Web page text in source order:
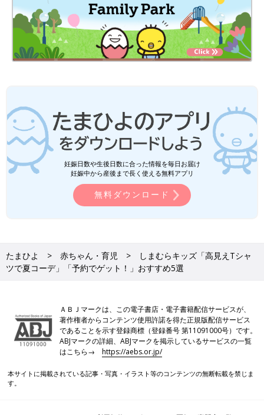
妊娠日数や生後日数に合った情報を毎日お届け
妊娠中から産後まで長く使える無料アプリ
無料ダウンロード
たまひよ 赤ちゃん・育児
しまむらキッズ「高見えTシャ
ツで夏コーデ」「予約でゲット！」おすすめ5選
ＡＢＪマークは、この電子書店・電子書籍配信サービスが、
著作権者からコンテンツ使用許諾を得た正規版配信サービス
であることを示す登録商標（登録番号 第11091000号）です。
ABJマークの詳細、ABJマークを掲示しているサービスの一覧
はこちら→https://aebs.or.jp/
本サイトに掲載されている記事・写真・イラスト等のコンテンツの無断転載を禁じま
す。